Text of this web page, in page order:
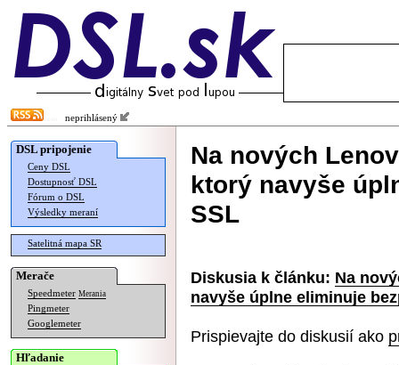
neprihlásený
DSL pripojenie
Ceny DSL
Dostupnosť DSL
Fórum o DSL
Výsledky meraní
Satelitná mapa SR
Merače
Speedmeter Merania
Pingmeter
Googlemeter
Hľadanie
Na nových
ktorý navyše
SSL
Diskusia k článku: Na
navyše úplne eliminuje
Prispievajte do diskusií ako